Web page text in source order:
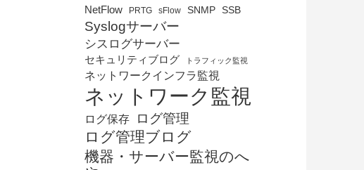
NetFlow PRTG sFlow SNMP SSB
Syslogサーバー
シスログサーバー
セキュリティブログ トラフィック監視
ネットワークインフラ監視
ネットワーク監視
ログ保存 ログ管理
ログ管理ブログ
機器・サーバー監視のへ